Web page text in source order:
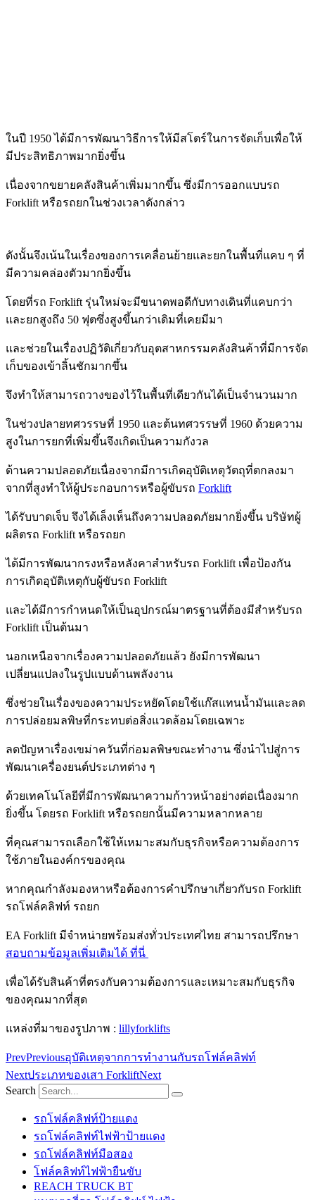
ในปี 1950 ได้มีการพัฒนาวิธีการให้มีสโตร์ในการจัดเก็บเพื่อให้
มีประสิทธิภาพมากยิ่งขึ้น
เนื่องจากขยายคลังสินค้าเพิ่มมากขึ้น ซึ่งมีการออกแบบรถ
Forklift หรือรถยกในช่วงเวลาดังกล่าว
ดังนั้นจึงเน้นในเรื่องของการเคลื่อนย้ายและยกในพื้นที่แคบ ๆ ที่
มีความคล่องตัวมากยิ่งขึ้น
โดยที่รถ Forklift รุ่นใหม่จะมีขนาดพอดีกับทางเดินที่แคบกว่า
และยกสูงถึง 50 ฟุตซึ่งสูงขึ้นกว่าเดิมที่เคยมีมา
และช่วยในเรื่องปฏิวัติเกี่ยวกับอุตสาหกรรมคลังสินค้าที่มีการจัด
เก็บของเข้าลิ้นชักมากขึ้น
จึงทำให้สามารถวางของไว้ในพื้นที่เดียวกันได้เป็นจำนวนมาก
ในช่วงปลายทศวรรษที่ 1950 และต้นทศวรรษที่ 1960 ด้วยความ
สูงในการยกที่เพิ่มขึ้นจึงเกิดเป็นความกังวล
ด้านความปลอดภัยเนื่องจากมีการเกิดอุบัติเหตุวัตถุที่ตกลงมา
จากที่สูงทําให้ผู้ประกอบการหรือผู้ขับรถ Forklift
ได้รับบาดเจ็บ จึงได้เล็งเห็นถึงความปลอดภัยมากยิ่งขึ้น บริษัทผู้
ผลิตรถ Forklift หรือรถยก
ได้มีการพัฒนากรงหรือหลังคาสำหรับรถ Forklift เพื่อป้องกัน
การเกิดอุบัติเหตุกับผู้ขับรถ Forklift
และได้มีการกำหนดให้เป็นอุปกรณ์มาตรฐานที่ต้องมีสำหรับรถ
Forklift เป็นต้นมา
นอกเหนือจากเรื่องความปลอดภัยแล้ว ยังมีการพัฒนา
เปลี่ยนแปลงในรูปแบบด้านพลังงาน
ซึ่งช่วยในเรื่องของความประหยัดโดยใช้แก๊สแทนน้ำมันและลด
การปล่อยมลพิษที่กระทบต่อสิ่งแวดล้อมโดยเฉพาะ
ลดปัญหาเรื่องเขม่าควันที่ก่อมลพิษขณะทำงาน ซึ่งนำไปสู่การ
พัฒนาเครื่องยนต์ประเภทต่าง ๆ
ด้วยเทคโนโลยีที่มีการพัฒนาความก้าวหน้าอย่างต่อเนื่องมาก
ยิ่งขึ้น โดยรถ Forklift หรือรถยกนั้นมีความหลากหลาย
ที่คุณสามารถเลือกใช้ให้เหมาะสมกับธุรกิจหรือความต้องการ
ใช้ภายในองค์กรของคุณ
หากคุณกำลังมองหาหรือต้องการคำปรึกษาเกี่ยวกับรถ Forklift
รถโฟล์คลิฟท์ รถยก
EA Forklift มีจำหน่ายพร้อมส่งทั่วประเทศไทย สามารถปรึกษา
สอบถามข้อมูลเพิ่มเติมได้ ที่นี่
เพื่อได้รับสินค้าที่ตรงกับความต้องการและเหมาะสมกับธุรกิจ
ของคุณมากที่สุด
แหล่งที่มาของรูปภาพ : lillyforklifts
PrevPreviousอุบัติเหตุจากการทำงานกับรถโฟล์คลิฟท์
Nextประเภทของเสา ForkliftNext
Search
รถโฟล์คลิฟท์ป้ายแดง
รถโฟล์คลิฟท์ไฟฟ้าป้ายแดง
รถโฟล์คลิฟท์มือสอง
โฟล์คลิฟท์ไฟฟ้ายืนขับ
REACH TRUCK BT